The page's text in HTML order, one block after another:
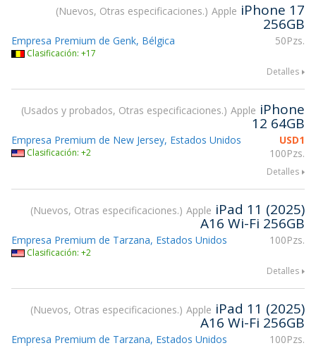
Nuevos, Otras especificaciones. Apple iPhone 17
256GB
50Pzs.
Empresa Premium de Genk, Bélgica
Clasificación: +17
Detalles
Usados y probados, Otras especificaciones. Apple iPhone
12 64GB
USD1
100Pzs.
Empresa Premium de New Jersey, Estados Unidos
Clasificación: +2
Detalles
Nuevos, Otras especificaciones. Apple iPad 11 (2025)
A16 Wi-Fi 256GB
100Pzs.
Empresa Premium de Tarzana, Estados Unidos
Clasificación: +2
Detalles
Nuevos, Otras especificaciones. Apple iPad 11 (2025)
A16 Wi-Fi 256GB
100Pzs.
Empresa Premium de Tarzana, Estados Unidos